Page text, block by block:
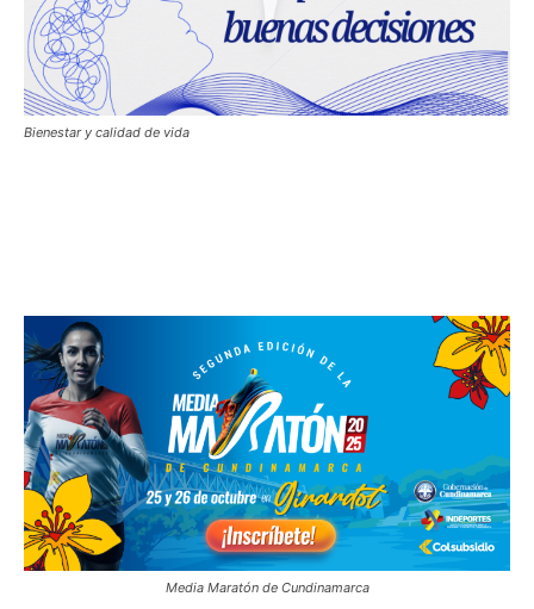
Bienestar y calidad de vida
Media Maratón de Cundinamarca